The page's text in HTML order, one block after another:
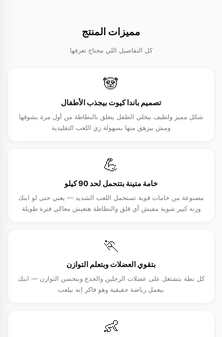
مميزات المنتج
كل التفاصيل اللي محتاج تعرفها
🐼
تصميم باندا كيوت بيجذب الأطفال
شكل مميز ولطيف بيخلي الطفل يتعلق بالنطاطة من أول مرة يشوفها
ومش بيزهق منها بسهولة زي اللعب التقليدية
💪
خامة متينة بتتحمل لحد 90 كيلو
مصنوعة من خامات قوية تستحمل اللعب الشديد — يعني حتى لو ابنك
وزنه كبير شوية مفيش أي قلق والنطاطة هتعيش معاكي فترة طويلة
🏃
بتقوي العضلات وبتعلم التوازن
كل نطة بتشتغل على عضلات الرجلين والجذع وبتحسن التوازن — ابنك
بيعمل رياضة حقيقية وهو فاكر إنه بيلعب
👶